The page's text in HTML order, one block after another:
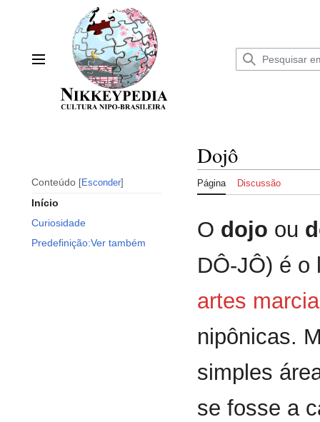
Menu principal
Conteúdo Esconder
Início
Curiosidade
Predefinição:Ver também
Dojô
Página Discussão
O dojo ou
DÔ-JÔ) é o
artes
nipônicas.
simples
se fosse a